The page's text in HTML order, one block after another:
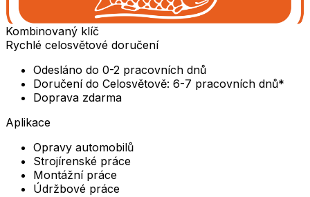
Kombinovaný klíč
Rychlé celosvětové doručení
Odesláno do 0-2 pracovních dnů
Doručení do Celosvětově: 6-7 pracovních dnů*
Doprava zdarma
Aplikace
Opravy automobilů
Strojírenské práce
Montážní práce
Údržbové práce